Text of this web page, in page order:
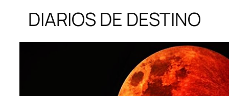
DIARIOS DE DESTINO